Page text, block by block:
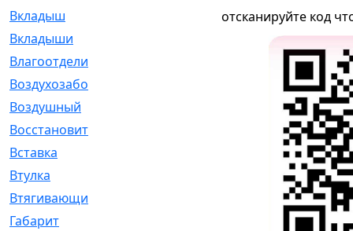
Вкладыш
Вкладыши
Влагоотделитель
Воздухозаборник
Воздушный
Восстановительный
Вставка
Втулка
Втягивающий
Габарит
отсканируйте код